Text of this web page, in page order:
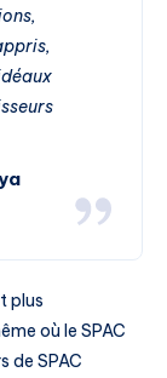
plus
où le SPAC
de SPAC